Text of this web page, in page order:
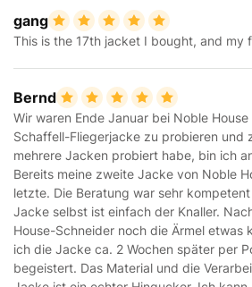
gang
This is the 17th jacket I bought, and my
Bernd
Wir waren Ende Januar bei Noble
Schaffell-Fliegerjacke zu probieren und
mehrere Jacken probiert habe, bin ich
Bereits meine zweite Jacke von Noble
letzte. Die Beratung war sehr
Jacke selbst ist einfach der Knaller.
House-Schneider noch die Ärmel etwas
ich die Jacke ca. 2 Wochen später per
begeistert. Das Material und die